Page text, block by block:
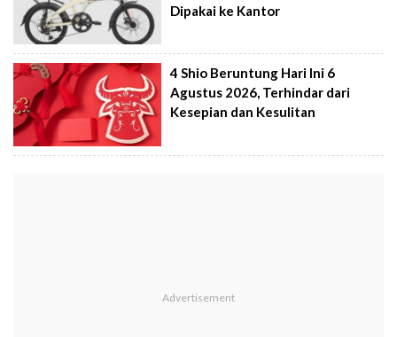
Dipakai ke Kantor
4 Shio Beruntung Hari Ini 6
Agustus 2026, Terhindar dari
Kesepian dan Kesulitan